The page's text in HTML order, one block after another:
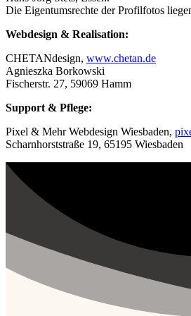
Die Eigentumsrechte der Profilfotos
Webdesign & Realisation:
CHETANdesign, www.chetan.de
Agnieszka Borkowski
Fischerstr. 27, 59069 Hamm
Support & Pflege:
Pixel & Mehr Webdesign Wiesbaden,
Scharnhorststraße 19, 65195 Wiesbaden